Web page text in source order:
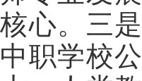
核心。三
中职学校